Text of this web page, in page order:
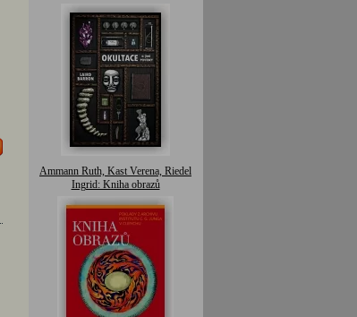
Ammann Ruth, Kast Verena, Riedel
Ingrid: Kniha obrazů